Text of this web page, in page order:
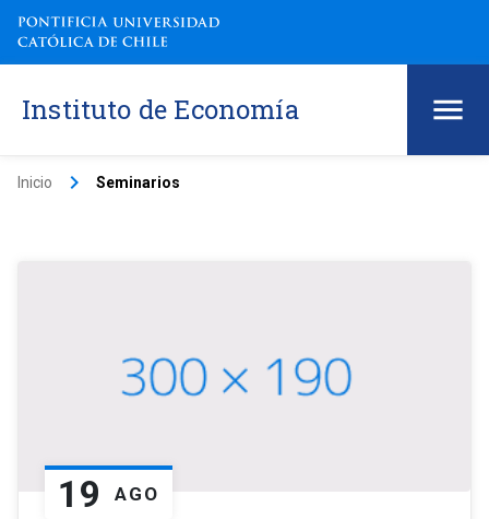
Instituto de Economía
Inicio keyboard_arrow_right Seminarios
19 AGO